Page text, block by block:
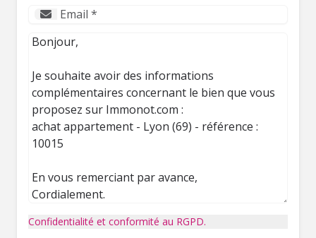
Confidentialité et conformité au RGPD.